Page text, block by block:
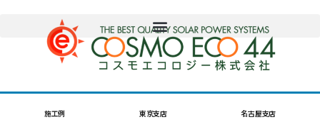
施工例 東京支店 名古屋支店